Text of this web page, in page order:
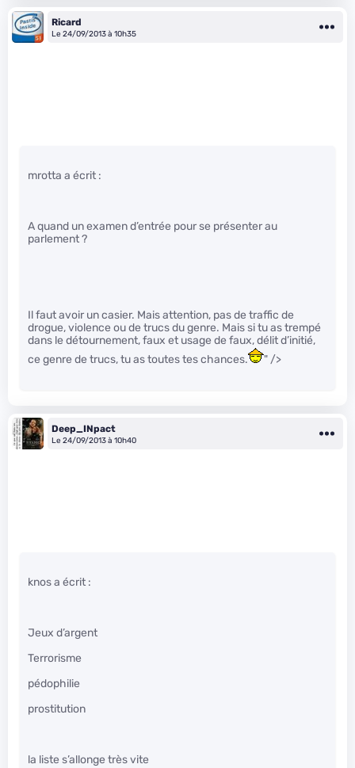
Ricard
Le 24/09/2013 à 10h35
mrotta a écrit :
A quand un examen d’entrée pour se présenter au
parlement ?
Il faut avoir un casier. Mais attention, pas de traffic de
drogue, violence ou de trucs du genre. Mais si tu as trempé
dans le détournement, faux et usage de faux, délit d’initié,
ce genre de trucs, tu as toutes tes chances.
" />
Deep_INpact
Le 24/09/2013 à 10h40
knos a écrit :
Jeux d’argent
Terrorisme
pédophilie
prostitution
la liste s’allonge très vite